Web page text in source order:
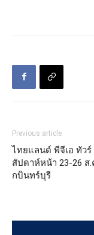
Previous article
ไทยแลนด์ พีจีเอ ทัวร์
สัปดาห์หน้า 23-26 ส
กบินทร์บุรี